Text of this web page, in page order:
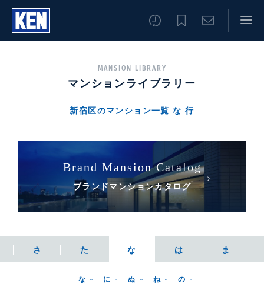
MANSION LIBRARY
マンションライブラリー
新宿区のマンション一覧な 行
Brand Mansion Catalog
ブランドマンションカタログ
さ た な は ま
な に ぬ ね の